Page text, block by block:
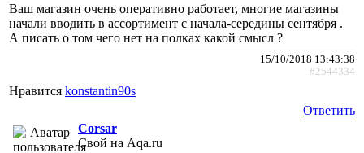
Ваш магазин очень оперативно работает, многие магазины
начали вводить в ассортимент с начала-середины сентября .
А писать о том чего нет на полках какой смысл ?
15/10/2018 13:43:38
#2544334
Нравится konstantin90s
Ответить
Corsar
Свой на Aqa.ru